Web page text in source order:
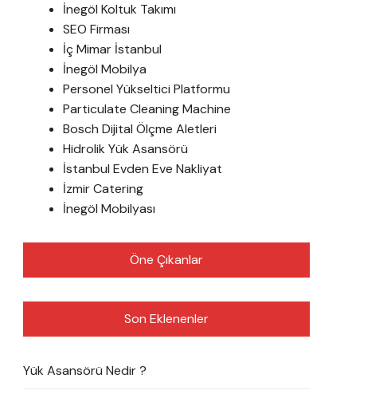
İnegöl Koltuk Takımı
SEO Firması
İç Mimar İstanbul
İnegöl Mobilya
Personel Yükseltici Platformu
Particulate Cleaning Machine
Bosch Dijital Ölçme Aletleri
Hidrolik Yük Asansörü
İstanbul Evden Eve Nakliyat
İzmir Catering
İnegöl Mobilyası
Öne Çıkanlar
Son Eklenenler
Yük Asansörü Nedir ?